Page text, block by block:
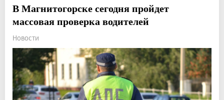
В Магнитогорске сегодня пройдет
массовая проверка водителей
Новости